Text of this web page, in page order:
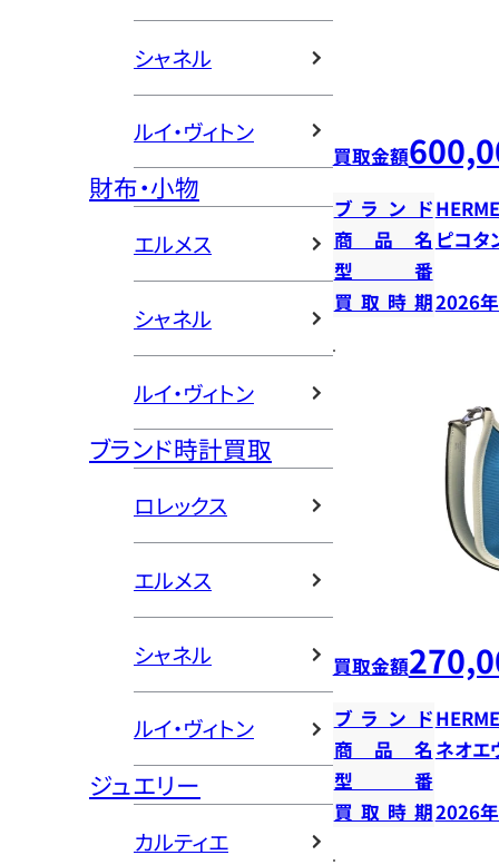
シャネル
ルイ・ヴィトン
財布・小物
エルメス
シャネル
ルイ・ヴィトン
ブランド時計買取
ロレックス
エルメス
シャネル
ルイ・ヴィトン
ジュエリー
カルティエ
買取金額
ブランド
商品名 ピコタ
型番
買取時期2026
買取金額
ブランド
商品名 ネオエ
型番
買取時期2026